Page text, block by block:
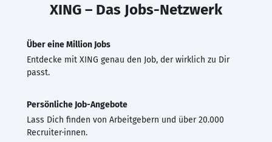
XING – Das Jobs-Netzwerk
Über eine Million Jobs
Entdecke mit XING genau den Job, der wirklich zu Dir
passt.
Persönliche Job-Angebote
Lass Dich finden von Arbeitgebern und über 20.000
Recruiter·innen.